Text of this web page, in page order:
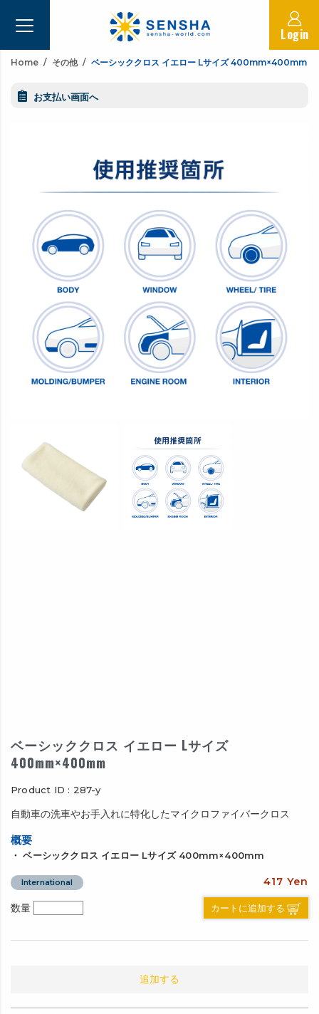
Login
Home その他 ベーシッククロス イエロー Lサイズ 400mm×400mm
お支払い画面へ
ベーシッククロス イエロー Lサイズ
400mm×400mm
Product ID : 287-y
自動車の洗車やお手入れに特化したマイクロファイバークロス
概要
・ ベーシッククロス イエロー Lサイズ 400mm×400mm
International 417 Yen
数量 カートに追加する
追加する